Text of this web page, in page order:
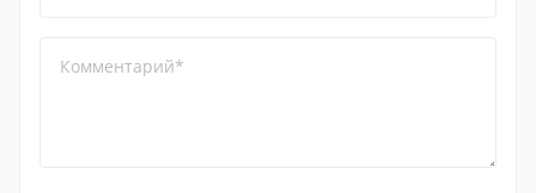
Комментарий*